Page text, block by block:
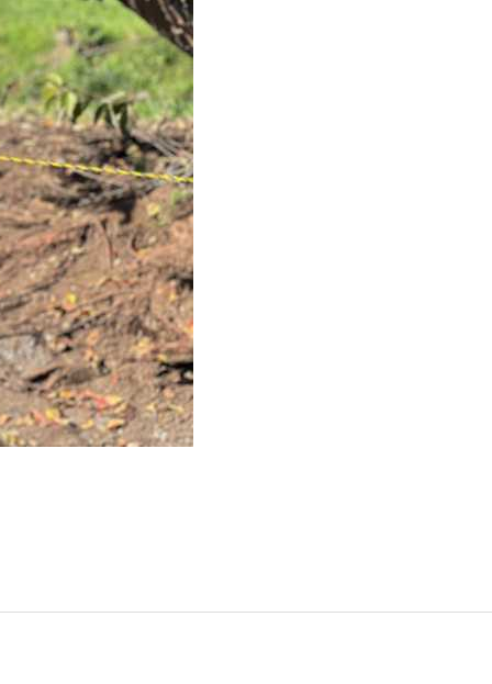
LANDSCAPE
CONSULTING
ランドスケープコンサルティング部門
ランドスケープコンサルティング部門